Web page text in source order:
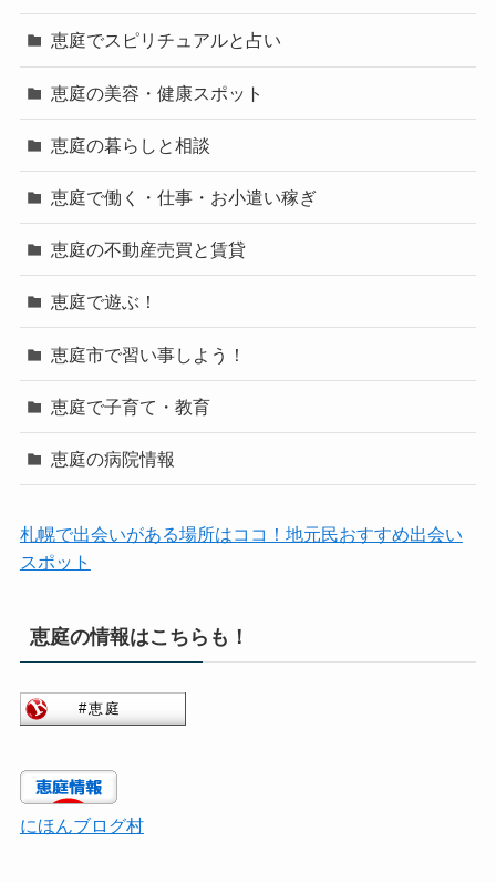
恵庭でスピリチュアルと占い
恵庭の美容・健康スポット
恵庭の暮らしと相談
恵庭で働く・仕事・お小遣い稼ぎ
恵庭の不動産売買と賃貸
恵庭で遊ぶ！
恵庭市で習い事しよう！
恵庭で子育て・教育
恵庭の病院情報
札幌で出会いがある場所はココ！地元民おすすめ出会い
スポット
恵庭の情報はこちらも！
にほんブログ村